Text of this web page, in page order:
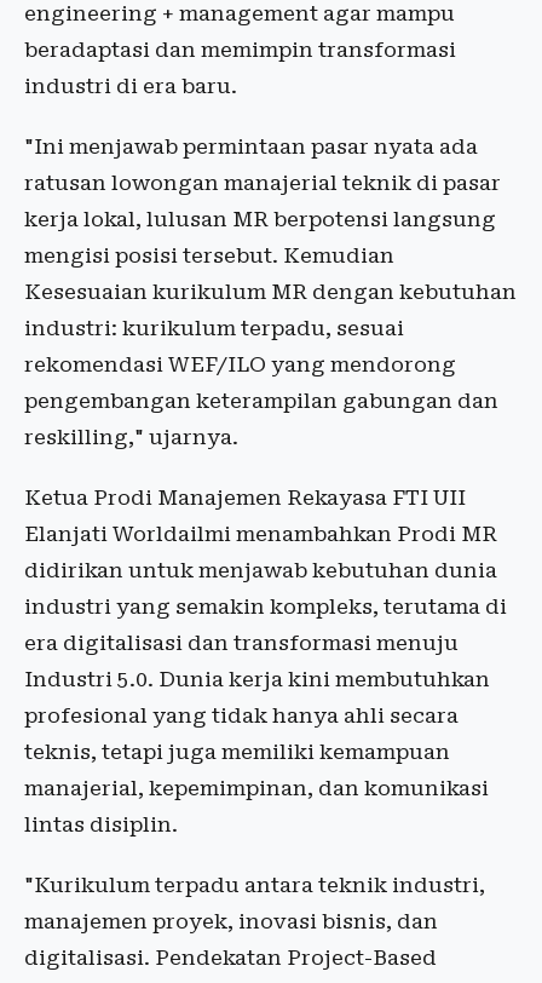
engineering + management agar mampu
beradaptasi dan memimpin transformasi
industri di era baru.
"Ini menjawab permintaan pasar nyata ada
ratusan lowongan manajerial teknik di pasar
kerja lokal, lulusan MR berpotensi langsung
mengisi posisi tersebut. Kemudian
Kesesuaian kurikulum MR dengan kebutuhan
industri: kurikulum terpadu, sesuai
rekomendasi WEF/ILO yang mendorong
pengembangan keterampilan gabungan dan
reskilling," ujarnya.
Ketua Prodi Manajemen Rekayasa FTI UII
Elanjati Worldailmi menambahkan Prodi MR
didirikan untuk menjawab kebutuhan dunia
industri yang semakin kompleks, terutama di
era digitalisasi dan transformasi menuju
Industri 5.0. Dunia kerja kini membutuhkan
profesional yang tidak hanya ahli secara
teknis, tetapi juga memiliki kemampuan
manajerial, kepemimpinan, dan komunikasi
lintas disiplin.
"Kurikulum terpadu antara teknik industri,
manajemen proyek, inovasi bisnis, dan
digitalisasi. Pendekatan Project-Based